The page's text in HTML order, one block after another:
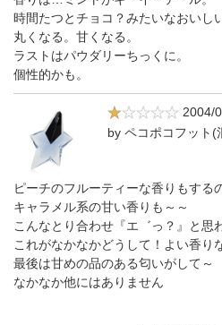
時間たつとチョコ？みたいなおいし
丸くなる。甘くなる。
ラストはパウダリーちっくに。
個性的かも。
2004/
by ペコポコフット(
ピーチのフルーティーな香りもする
キャラメル系の甘い香りも～～
こんなとり合わせ『エ゛っ？』と思
これがなかなかどうして！よい香り
最後は甘めの品のある匂いがして～
なかなか他にはありません